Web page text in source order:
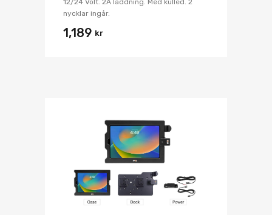
12/24 Volt. 2A laddning. Med kulled. 2
nycklar ingår.
1,189 kr